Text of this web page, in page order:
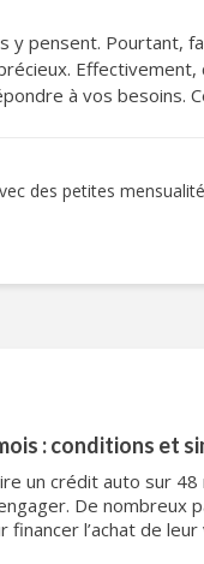
y pensent. Pourtant,
à vos besoins.
des petites
: conditions et
un crédit auto sur 48
De nombreux
l’achat de leur